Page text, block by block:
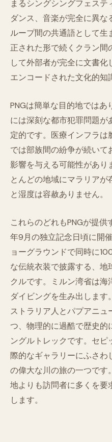
まるシングシングフェステ
ダンス、音楽が完全に異な
ループ間の共通語として生
正された形で続くクラン間
して外部者が完全に文書化
エンコードされた文化的知
PNGは簡単な目的地ではあ
には深刻な都市犯罪問題が
定的です。医療インフラは
では部族間の紛争が続いて
影響を与える可能性があり
とんどの地域にマラリアが
と湿度は容赦ありません。
これらのどれもPNGが提供
年9月の独立記念日頃に開
ョーグラウンドで同時に
な伝統衣装で披露する、地
クルです。ミルン湾省は海
ダイビングを生み出します
ストラリア人とパプアニュ
つ、物理的に過酷で歴史的
ングルトレックです。セピ
際的なギャラリーにふさわ
の偉大な川の旅の一つです
地よりも訪問者に多くを要
します。